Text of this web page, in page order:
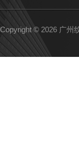
Copyright © 2026 广州